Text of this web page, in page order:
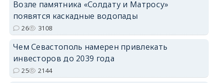
Возле памятника «Солдату и Матросу»
появятся каскадные водопады
26 3108
Чем Севастополь намерен привлекать
инвесторов до 2039 года
25 2144